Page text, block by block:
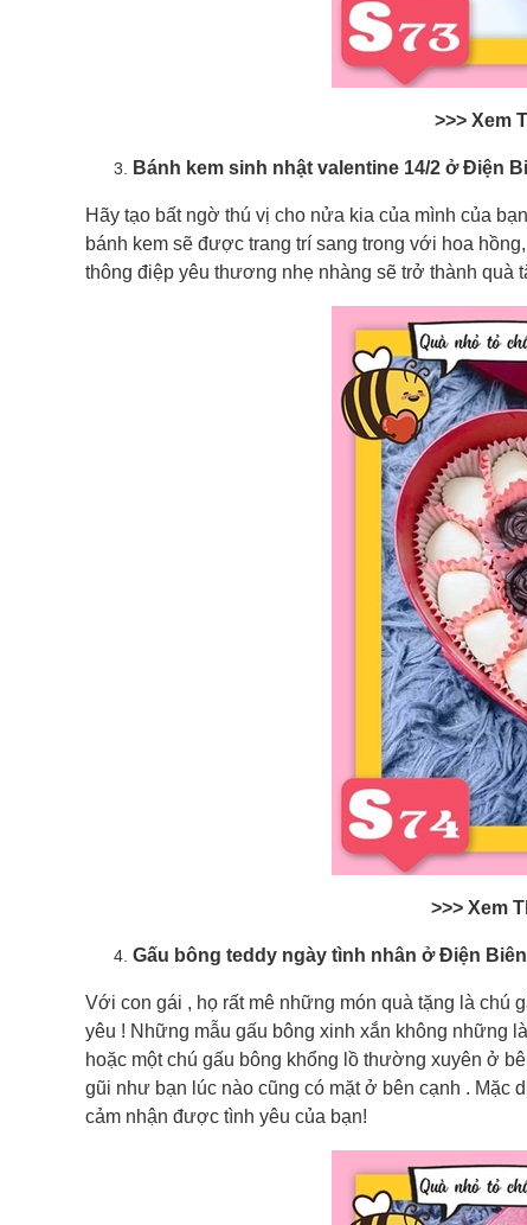
>>> Xem
Bánh kem sinh nhật valentine 14/2 ở Điện
Hãy tạo bất ngờ thú vị cho nửa kia của mình của
bánh kem sẽ được trang trí sang trong với hoa
thông điệp yêu thương nhẹ nhàng sẽ trở thành quà
>>> Xem
Gấu bông teddy ngày tình nhân ở Điện
Với con gái , họ rất mê những món quà tặng là chú
yêu ! Những mẫu gấu bông xinh xắn không những
hoặc một chú gấu bông khổng lồ thường xuyên ở
gũi như bạn lúc nào cũng có mặt ở bên cạnh . Mặc
cảm nhận được tình yêu của bạn!